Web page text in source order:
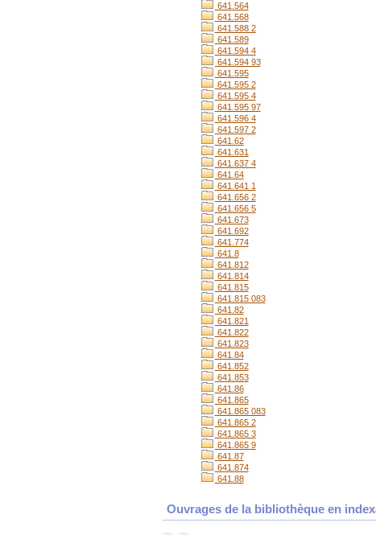
641.564
641.568
641.588 2
641.589
641.594 4
641.594 93
641.595
641.595 2
641.595 4
641.595 97
641.596 4
641.597 2
641.62
641.631
641.637 4
641.64
641.641 1
641.656 2
641.656 5
641.673
641.692
641.774
641.8
641.812
641.814
641.815
641.815 083
641.82
641.821
641.822
641.823
641.84
641.852
641.853
641.86
641.865
641.865 083
641.865 2
641.865 3
641.865 9
641.87
641.874
641.88
Ouvrages de la bibliothèque en